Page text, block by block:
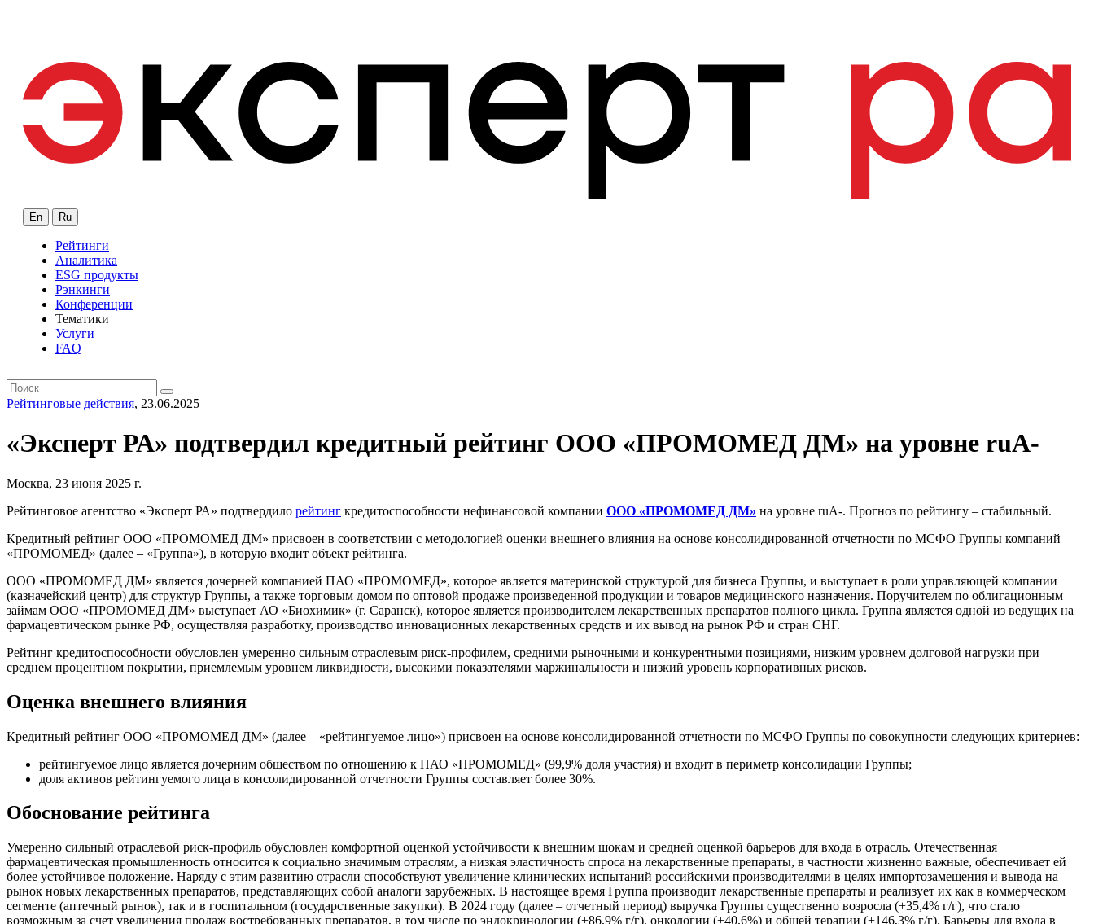
En Ru
Рейтинги
Аналитика
ESG продукты
Рэнкинги
Конференции
Тематики
Услуги
FAQ
Рейтинговые действия, 23.06.2025
«Эксперт РА» подтвердил кредитный рейтинг ООО «ПРОМОМЕД ДМ» на уровне ruA-
Москва, 23 июня 2025 г.
Рейтинговое агентство «Эксперт РА» подтвердило рейтинг кредитоспособности нефинансовой компании ООО «ПРОМОМЕД ДМ» на уровне ruA-. Прогноз по рейтингу – стабильный.
Кредитный рейтинг ООО «ПРОМОМЕД ДМ» присвоен в соответствии с методологией оценки внешнего влияния на основе консолидированной отчетности по МСФО Группы компаний
«ПРОМОМЕД» (далее – «Группа»), в которую входит объект рейтинга.
ООО «ПРОМОМЕД ДМ» является дочерней компанией ПАО «ПРОМОМЕД», которое является материнской структурой для бизнеса Группы, и выступает в роли управляющей компании
(казначейский центр) для структур Группы, а также торговым домом по оптовой продаже произведенной продукции и товаров медицинского назначения. Поручителем по облигационным
займам ООО «ПРОМОМЕД ДМ» выступает АО «Биохимик» (г. Саранск), которое является производителем лекарственных препаратов полного цикла. Группа является одной из ведущих на
фармацевтическом рынке РФ, осуществляя разработку, производство инновационных лекарственных средств и их вывод на рынок РФ и стран СНГ.
Рейтинг кредитоспособности обусловлен умеренно сильным отраслевым риск-профилем, средними рыночными и конкурентными позициями, низким уровнем долговой нагрузки при
среднем процентном покрытии, приемлемым уровнем ликвидности, высокими показателями маржинальности и низкий уровень корпоративных рисков.
Оценка внешнего влияния
Кредитный рейтинг ООО «ПРОМОМЕД ДМ» (далее – «рейтингуемое лицо») присвоен на основе консолидированной отчетности по МСФО Группы по совокупности следующих критериев:
рейтингуемое лицо является дочерним обществом по отношению к ПАО «ПРОМОМЕД» (99,9% доля участия) и входит в периметр консолидации Группы;
доля активов рейтингуемого лица в консолидированной отчетности Группы составляет более 30%.
Обоснование рейтинга
Умеренно сильный отраслевой риск-профиль обусловлен комфортной оценкой устойчивости к внешним шокам и средней оценкой барьеров для входа в отрасль. Отечественная
фармацевтическая промышленность относится к социально значимым отраслям, а низкая эластичность спроса на лекарственные препараты, в частности жизненно важные, обеспечивает ей
более устойчивое положение. Наряду с этим развитию отрасли способствуют увеличение клинических испытаний российскими производителями в целях импортозамещения и вывода на
рынок новых лекарственных препаратов, представляющих собой аналоги зарубежных. В настоящее время Группа производит лекарственные препараты и реализует их как в коммерческом
сегменте (аптечный рынок), так и в госпитальном (государственные закупки). В 2024 году (далее – отчетный период) выручка Группы существенно возросла (+35,4% г/г), что стало
возможным за счет увеличения продаж востребованных препаратов, в том числе по эндокринологии (+86,9% г/г), онкологии (+40,6%) и общей терапии (+146,3% г/г). Барьеры для входа в